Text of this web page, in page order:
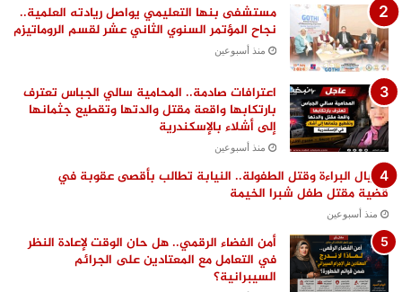
مستشفى بنها التعليمي يواصل ريادته العلمية..
نجاح المؤتمر السنوي الثاني عشر لقسم الروماتيزم
منذ أسبوعين
اعترافات صادمة.. المحامية سالي الجباس تعترف
بارتكابها واقعة مقتل والدتها وتقطيع جثمانها
إلى أشلاء بالإسكندرية
منذ أسبوعين
اغتيال البراءة وقتل الطفولة.. النيابة تطالب بأقصى عقوبة في
قضية مقتل طفل شبرا الخيمة
منذ أسبوعين
أمن الفضاء الرقمي.. هل حان الوقت لإعادة النظر
في التعامل مع المعتادين على الجرائم
السيبرانية؟